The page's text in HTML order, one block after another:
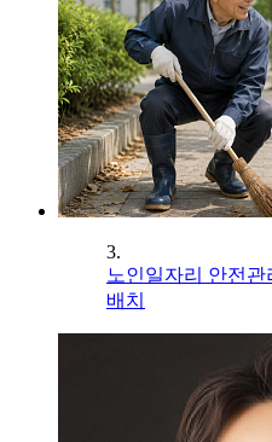
3.
노인일자리 안전관
배치